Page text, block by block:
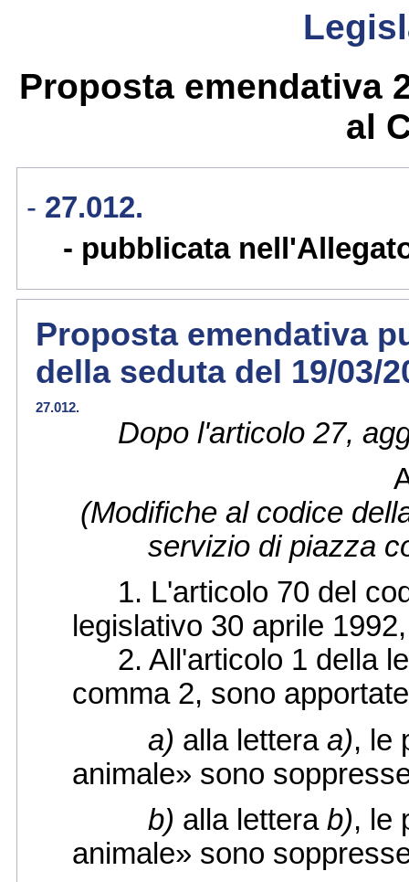
Proposta emendativa
al
27.012.
pubblicata
Proposta emendativa
della seduta del 19/03/
27.012.
Dopo l'articolo 27,
(Modifiche al codice
servizio di piazza
1. L'articolo 70 del
legislativo 30 aprile
2. All'articolo 1 della
comma 2, sono
a) alla lettera a), le
animale» sono
b) alla lettera b), le
animale» sono